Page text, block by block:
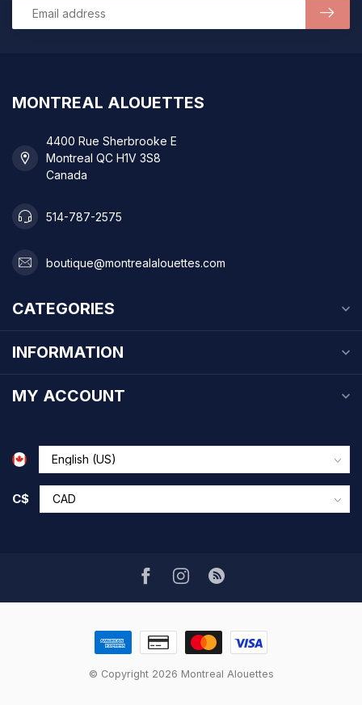
MONTREAL ALOUETTES
4400 Rue Sherbrooke E
Montreal QC H1V 3S8
Canada
514-787-2575
boutique@montrealalouettes.com
CATEGORIES
INFORMATION
MY ACCOUNT
C$
© Copyright 2026 Montreal Alouettes